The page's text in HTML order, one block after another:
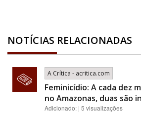
NOTÍCIAS RELACIONADAS
A Crítica - acritica.com
Feminicídio: A cada dez
no Amazonas, duas são
Adicionado: | 5 visualizações